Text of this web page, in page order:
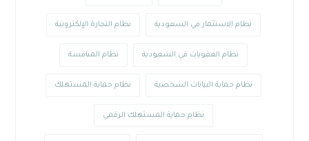
نظام الاستثمار في السعودية نظام التجارة الإلكترونية
نظام العقوبات في السعودية نظام المنافسة
نظام حماية البيانات الشخصية نظام حماية المستهلك
نظام حماية المستهلك الرقمي